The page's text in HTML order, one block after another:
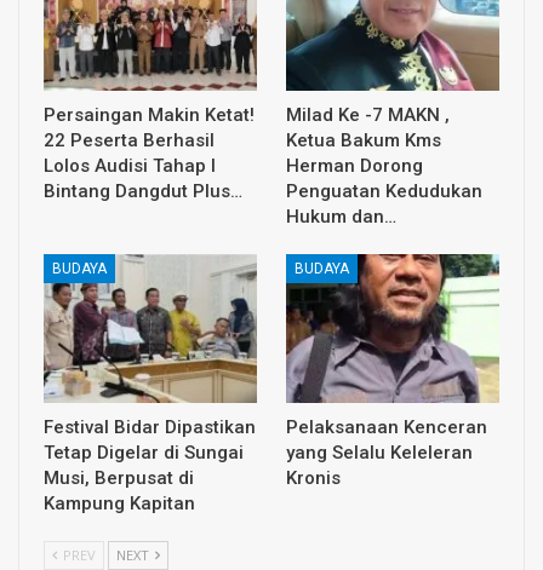
Persaingan Makin Ketat!
22 Peserta Berhasil
Lolos Audisi Tahap I
Bintang Dangdut Plus…
Milad Ke -7 MAKN ,
Ketua Bakum Kms
Herman Dorong
Penguatan Kedudukan
Hukum dan…
BUDAYA
Festival Bidar Dipastikan
Tetap Digelar di Sungai
Musi, Berpusat di
Kampung Kapitan
BUDAYA
Pelaksanaan Kenceran
yang Selalu Keleleran
Kronis
PREV NEXT